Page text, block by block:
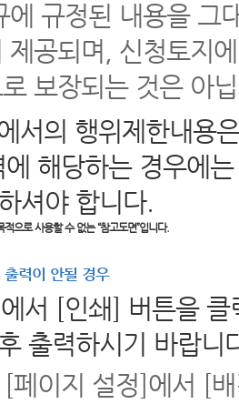
에 규정된 내용을 그
제공되며, 신청토지
보장되는 것은 아
서의 행위제한내용
해당하는 경우에
셔야 합니다.
적으로 사용할 수 없는 “참고도면”입니다.
력이 안될 경우
서 [인쇄] 버튼을
출력하시기 바랍니
[페이지 설정]에서 [